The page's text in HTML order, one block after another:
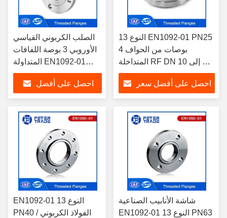
الصلب الكربوني القياسي
الأوروبي 3 بوصة اللفافات
المتداولة EN1092-01
النوع 13 PN10 لتطبيقات
السباكة / HVAC
احصل على أفضل
النوع 13 EN1092-01 PN25
4 بوصات من الحواف
المتداخلة RF DN 10 إلى DN
600 الحواف الفولاذ الكربوني
A105/ Q235/ A350 LF2/
A420
احصل على أفضل سعر
EN1092-01 النوع 13
PN40 الفولاذ الكربوني /
شاشة الأنابيب الصناعية
EN1092-01 النوع 13 PN63